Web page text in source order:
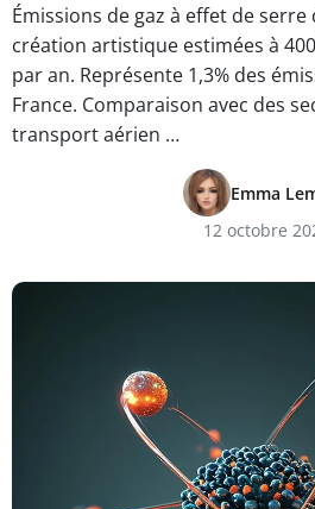
Émissions de gaz à effet de
création artistique estimées à
par an. Représente 1,3% des
France. Comparaison avec des
transport aérien …
Emma
12 octobre